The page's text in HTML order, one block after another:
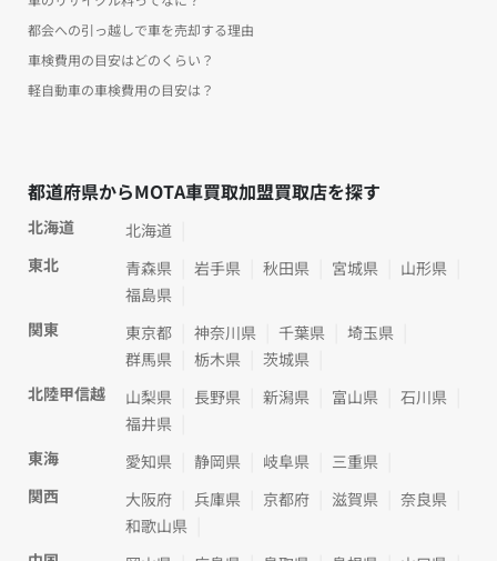
都会への引っ越しで車を売却する理由
車検費用の目安はどのくらい？
軽自動車の車検費用の目安は？
都道府県からMOTA車買取加盟買取店を探す
北海道
北海道
東北
青森県 岩手県 秋田県 宮城県
山形県
福島県
関東
東京都 神奈川県 千葉県
埼玉県
群馬県
栃木県
茨城県
北陸甲信越
山梨県 長野県 新潟県 富山県
石川県
福井県
東海
愛知県 静岡県 岐阜県
三重県
関西
大阪府 兵庫県 京都府 滋賀県
奈良県
和歌山県